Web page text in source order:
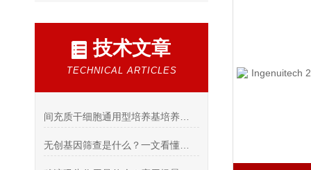
技术文章
TECHNICAL ARTICLES